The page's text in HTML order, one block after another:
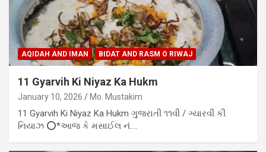
AQIDAH AND IMAN BIDAT AND RASM O RIWAJ
11 Gyarvih Ki Niyaz Ka Hukm
January 10, 2026 Mo. Mustakim
11 Gyarvih Ki Niyaz Ka Hukm ગુજરાતી ૧૧વીં / ગ્યારવીં કી
નિયાઝ ⭕*આજ કે મસાઈલ નં.…